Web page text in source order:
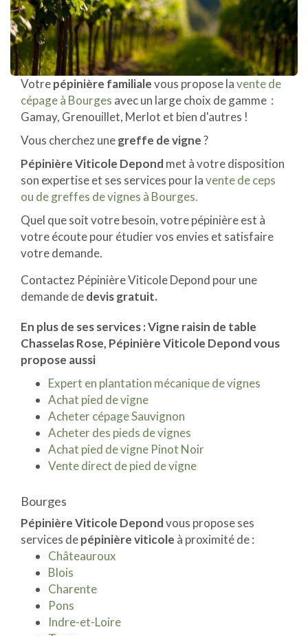
Votrepépinière familialevous propose lavente de
cépage à Bourges avec un large choix de gamme :
Gamay, Grenouillet, Merlot et bien d'autres !
Vous cherchez unegreffe de vigne?
Pépinière Viticole Depond met à votre disposition
son expertise et ses services pour lavente de ceps
ou de greffes de vignes à Bourges.
Quel que soit votre besoin, votre pépinière est à
votre écoute pour étudier vos envies et satisfaire
votre demande.
Contactez Pépinière Viticole Depond pour une
demande dedevis gratuit.
En plus de ses services :Vigne raisin de table
Chasselas Rose, Pépinière Viticole Depond vous
propose aussi
Expert en plantation mécanique de vignes
Achat pied de vigne
Acheter cépage Sauvignon
Acheter des pieds de vignes
Achat pied de vigne Pinot Noir
Vente direct de pied de vigne
Bourges
Pépinière Viticole Depondvous propose ses
services depépinière viticole à proximité de :
Châteauroux
Blois
Charente
Pons
Indre-et-Loire